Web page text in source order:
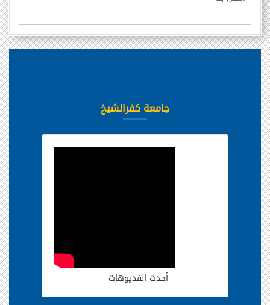
جامعة كفرالشيخ
أحدث الفديوهات